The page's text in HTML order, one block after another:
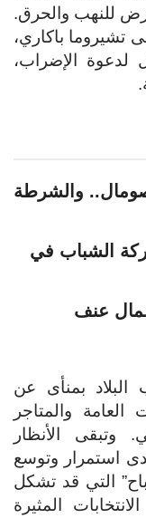
للنهب والحرق.
باكاري،
الإضراب،
والشرطة
من حركة الشباب في
عنف
بمنأى عن
والمتاجر
وتبقى الأنظار
استمرار وتوسع
التي قد تشكل
المثيرة